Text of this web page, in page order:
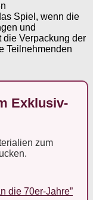
Spiel, wenn die
und
Verpackung der
Teilnehmenden
Exklusiv-
zum
die 70er-Jahre”